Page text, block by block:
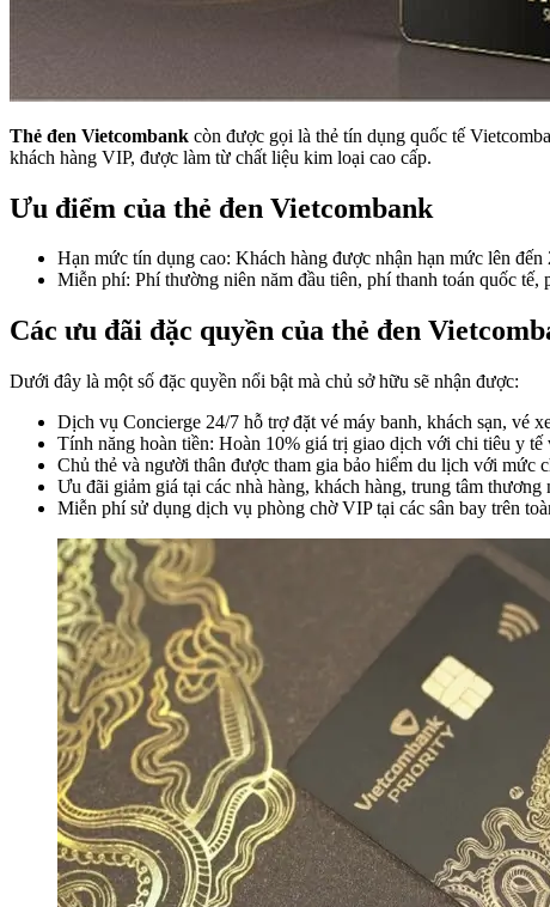
Thẻ đen Vietcombank còn được gọi là thẻ tín dụng quốc tế
khách hàng VIP, được làm từ chất liệu kim loại cao cấp.
Ưu điểm của thẻ đen Vietcombank
Hạn mức tín dụng cao: Khách hàng được nhận hạn mức lên
Miễn phí: Phí thường niên năm đầu tiên, phí thanh toán quốc
Các ưu đãi đặc quyền của thẻ đen
Dưới đây là một số đặc quyền nổi bật mà chủ sở hữu sẽ nhận được:
Dịch vụ Concierge 24/7 hỗ trợ đặt vé máy banh, khách sạn, vé
Tính năng hoàn tiền: Hoàn 10% giá trị giao dịch với chi tiêu y
Chủ thẻ và người thân được tham gia bảo hiểm du lịch với mức
Ưu đãi giảm giá tại các nhà hàng, khách hàng, trung tâm thương
Miễn phí sử dụng dịch vụ phòng chờ VIP tại các sân bay trên